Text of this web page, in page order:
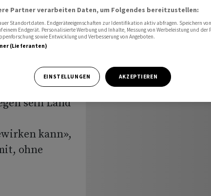
Selenskyj
und
Macron
sein Land
kann»,
ohne
Partner verarbeiten Daten, um Folgendes bereitzustellen:
Standortdaten. Endgeräteeigenschaften zur Identifikation aktiv abfragen. Speichern
einem Endgerät. Personalisierte Werbung und Inhalte, Messung von Werbeleistung und der
sowie Entwicklung und Verbesserung von Angeboten.
(Lieferanten)
EINSTELLUNGEN AKZEPTIEREN